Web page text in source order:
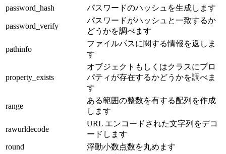
password_hash
パスワードのハッシュを生成します
password_verify
パスワードがハッシュと一致するか
どうかを調べます
pathinfo
ファイルパスに関する情報を返しま
す
property_exists
オブジェクトもしくはクラスにプロ
パティが存在するかどうかを調べま
す
range
ある範囲の整数を有する配列を作成
します
rawurldecode
URL エンコードされた文字列をデコ
ードします
round
浮動小数点数を丸めます